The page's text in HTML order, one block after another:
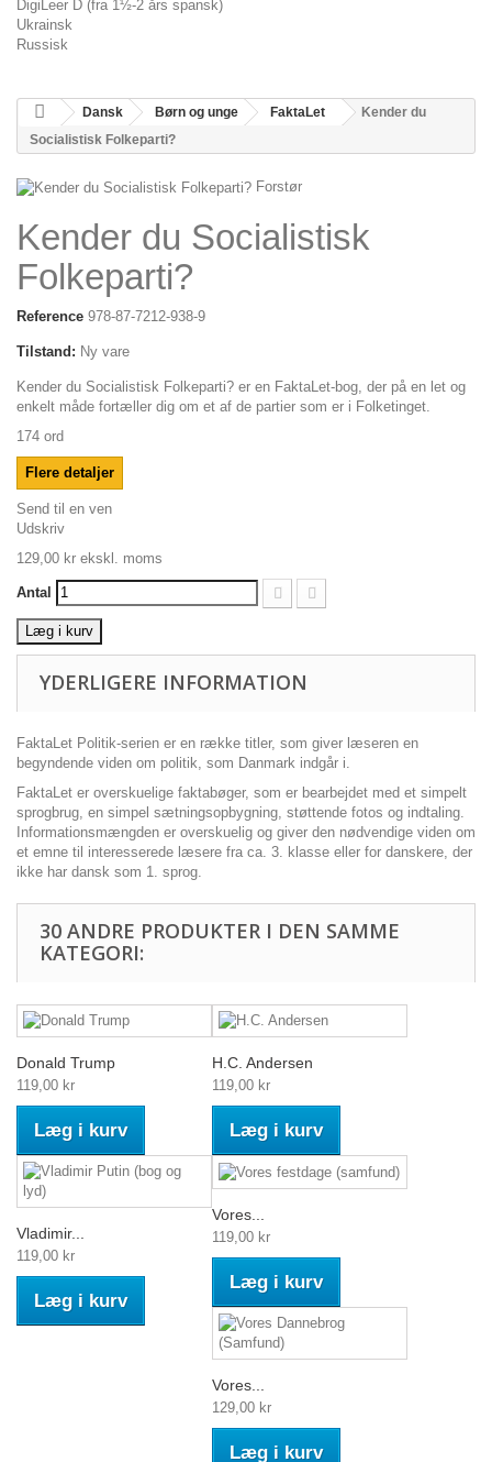
DigiLeer D (fra 1½-2 års spansk)
Ukrainsk
Russisk
Dansk Børn og unge FaktaLet
Kender du
Socialistisk Folkeparti?
Forstør
Kender du Socialistisk
Folkeparti?
Reference 978-87-7212-938-9
Tilstand: Ny vare
Kender du Socialistisk Folkeparti? er en FaktaLet-bog, der på en let og
enkelt måde fortæller dig om et af de partier som er i Folketinget.
174 ord
Flere detaljer
Send til en ven
Udskriv
129,00 kr ekskl. moms
Antal
Læg i kurv
YDERLIGERE INFORMATION
FaktaLet Politik-serien er en række titler, som giver læseren en
begyndende viden om politik, som Danmark indgår i.
FaktaLet er overskuelige faktabøger, som er bearbejdet med et simpelt
sprogbrug, en simpel sætningsopbygning, støttende fotos og indtaling.
Informationsmængden er overskuelig og giver den nødvendige viden om
et emne til interesserede læsere fra ca. 3. klasse eller for danskere, der
ikke har dansk som 1. sprog.
30 ANDRE PRODUKTER I DEN SAMME
KATEGORI:
Donald Trump
119,00 kr
Læg i kurv
H.C. Andersen
119,00 kr
Læg i kurv
Vladimir...
119,00 kr
Læg i kurv
Vores...
119,00 kr
Læg i kurv
Vores...
129,00 kr
Læg i kurv